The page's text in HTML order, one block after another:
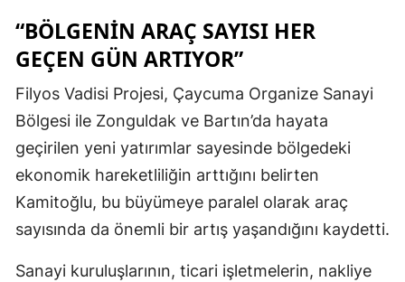
“BÖLGENİN ARAÇ SAYISI HER
GEÇEN GÜN ARTIYOR”
Filyos Vadisi Projesi, Çaycuma Organize Sanayi
Bölgesi ile Zonguldak ve Bartın’da hayata
geçirilen yeni yatırımlar sayesinde bölgedeki
ekonomik hareketliliğin arttığını belirten
Kamitoğlu, bu büyümeye paralel olarak araç
sayısında da önemli bir artış yaşandığını kaydetti.
Sanayi kuruluşlarının, ticari işletmelerin, nakliye